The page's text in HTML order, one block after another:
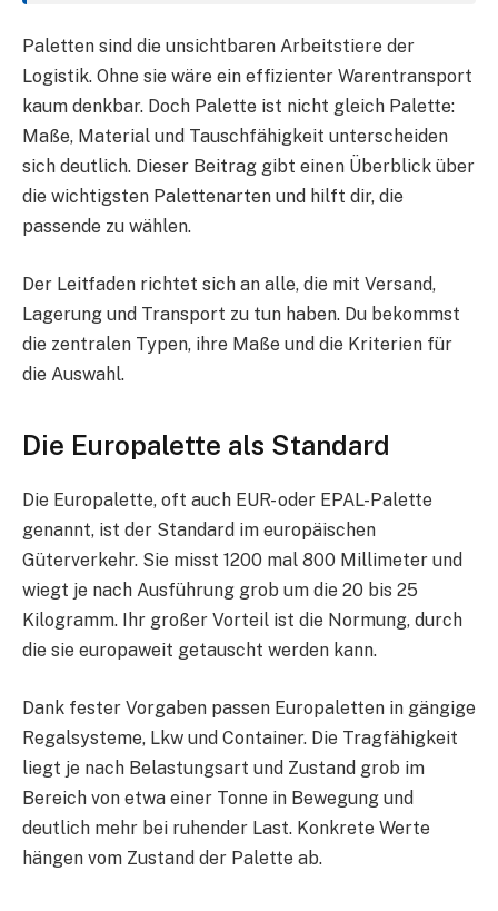
Paletten sind die unsichtbaren Arbeitstiere der
Logistik. Ohne sie wäre ein effizienter Warentransport
kaum denkbar. Doch Palette ist nicht gleich Palette:
Maße, Material und Tauschfähigkeit unterscheiden
sich deutlich. Dieser Beitrag gibt einen Überblick über
die wichtigsten Palettenarten und hilft dir, die
passende zu wählen.
Der Leitfaden richtet sich an alle, die mit Versand,
Lagerung und Transport zu tun haben. Du bekommst
die zentralen Typen, ihre Maße und die Kriterien für
die Auswahl.
Die Europalette als Standard
Die Europalette, oft auch EUR- oder EPAL-Palette
genannt, ist der Standard im europäischen
Güterverkehr. Sie misst 1200 mal 800 Millimeter und
wiegt je nach Ausführung grob um die 20 bis 25
Kilogramm. Ihr großer Vorteil ist die Normung, durch
die sie europaweit getauscht werden kann.
Dank fester Vorgaben passen Europaletten in gängige
Regalsysteme, Lkw und Container. Die Tragfähigkeit
liegt je nach Belastungsart und Zustand grob im
Bereich von etwa einer Tonne in Bewegung und
deutlich mehr bei ruhender Last. Konkrete Werte
hängen vom Zustand der Palette ab.